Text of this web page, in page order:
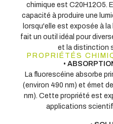
chimique est C20H12O5.
capacité à produire une
lorsqu'elle est exposée à
fait un outil idéal pour
et la distinction
PROPRIÉTÉS
•
La fluorescéine absorbe
(environ 490 nm) et émet
nm). Cette propriété est
applications